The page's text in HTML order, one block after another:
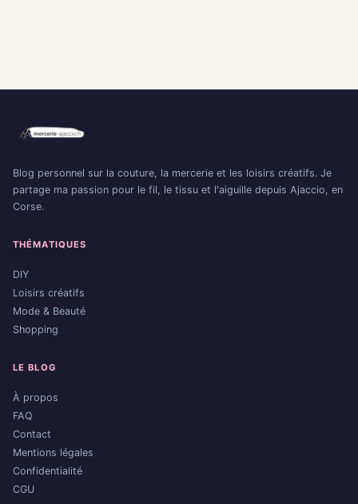
Blog personnel sur la couture, la mercerie et les loisirs créatifs. Je
partage ma passion pour le fil, le tissu et l'aiguille depuis Ajaccio, en
Corse.
THÉMATIQUES
DIY
Loisirs créatifs
Mode & Beauté
Shopping
LE BLOG
À propos
FAQ
Contact
Mentions légales
Confidentialité
CGU